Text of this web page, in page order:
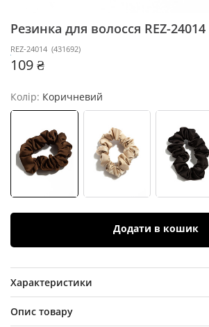
Резинка для волосся REZ-24014
REZ-24014 (431692)
109 ₴
Колір: Коричневий
Додати в кошик
Характеристики
Опис товару